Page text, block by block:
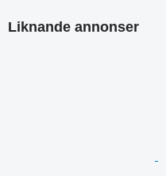
Liknande annonser